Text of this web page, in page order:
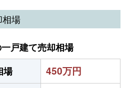
場
戸建て売却相場
場
450万円